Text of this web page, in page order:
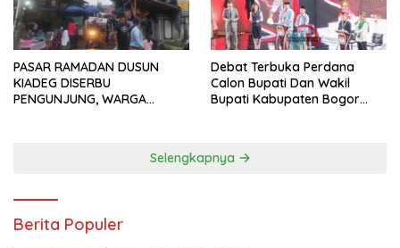
PASAR RAMADAN DUSUN
KIADEG DISERBU
PENGUNJUNG, WARGA
Debat Terbuka Perdana
Calon Bupati Dan Wakil
Bupati Kabupaten Bogor
Selengkapnya
Berita Populer